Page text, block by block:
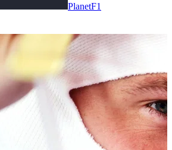
PlanetF1